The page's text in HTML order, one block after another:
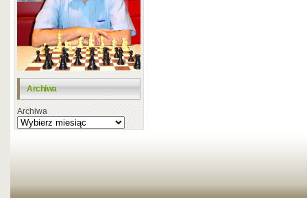
Archiwa
Archiwa